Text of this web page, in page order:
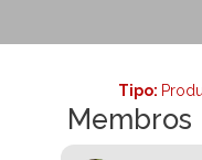
Tipo:
Membros